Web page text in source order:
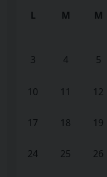
L M M
3 4 5
10 11 12
17 18 19
24 25 26